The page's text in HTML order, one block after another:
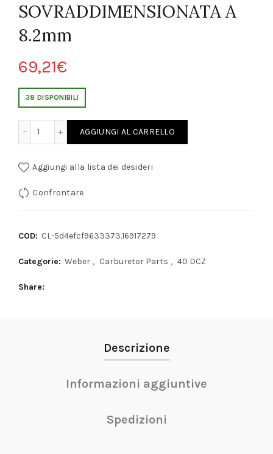
SOVRADDIMENSIONATA A
8.2mm
69,21€
38 DISPONIBILI
AGGIUNGI AL CARRELLO
Aggiungi alla lista dei desideri
Confrontare
COD: CL-5d4efcf9633373.16917279
Categorie: Weber , Carburetor Parts , 40 DCZ
Share
Descrizione
Informazioni aggiuntive
Spedizioni